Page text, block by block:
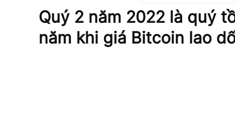
Quý 2 năm 2022 là quý
năm khi giá Bitcoin lao